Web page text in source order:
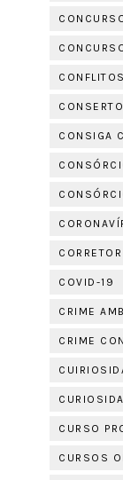
CONSIGA
COVID-19
CRIME
CRIME
CURSO
CURSOS